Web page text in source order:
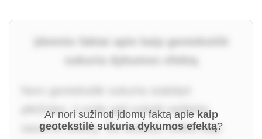
Įdomūs faktai apie kaip geotekstilė
piktžoles, ji sode gali sukelti netikėtą
sausros efektą. Šis audinys veikia kaip
Ar nori sužinoti įdomų faktą apie kaip
geotekstilė sukuria dykumos efektą?